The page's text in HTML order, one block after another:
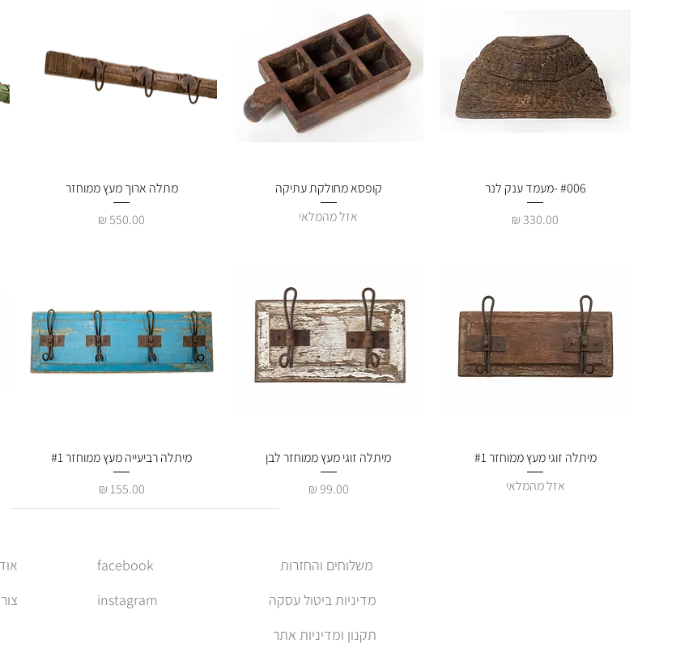
תצוגה מהירה#006 -מעמד ענק לנר
מחיר
תצוגה מהירה
קופסא מחולקת עתיקה
אזל מהמלאי
תצוגה מהירה
מתלה ארוך מעץ ממוחזר
מחיר
תצוגה מהירה
מיתלה זוגי מעץ ממוחזר #1
אזל מהמלאי
תצוגה מהירה
מיתלה זוגי מעץ ממוחזר לבן
מחיר
תצוגה מהירה
מיתלה רביעייה מעץ ממוחזר #1
מחיר
facebook
instagram
מדיניות ביטול עסקה
תקנון ומדיניות אתר